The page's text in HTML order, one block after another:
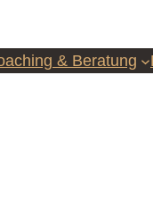
& Beratung